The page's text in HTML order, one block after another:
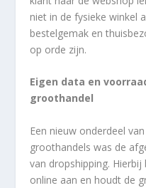
niet in de fysieke winkel
bestelgemak en
op orde zijn.
Eigen data en
groothandel
Een nieuw onderdeel
groothandels was de
van dropshipping.
online aan en houdt de